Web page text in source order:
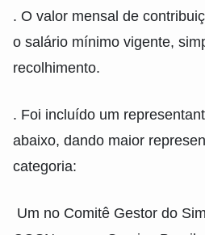
. O valor mensal de
o salário mínimo vigente,
recolhimento.
. Foi incluído um
abaixo, dando maior
categoria:
Um no Comitê Gestor do